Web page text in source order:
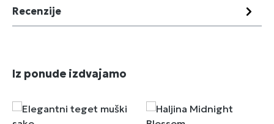
Recenzije
Preskoči galeriju proizvoda
Iz ponude izdvajamo